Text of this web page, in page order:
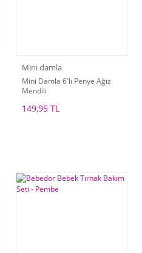
Mini damla
Mini Damla 6'lı Penye Ağız
Mendili
149,95 TL